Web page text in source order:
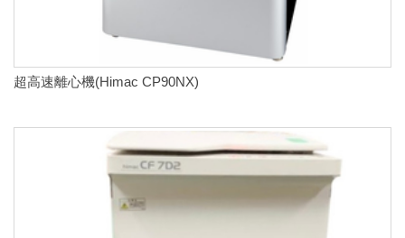
超高速離心機(Himac CP90NX)